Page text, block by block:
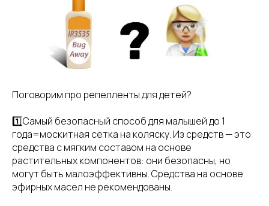
Поговорим про репелленты для детей?
1️⃣Самый безопасный способ для малышей до 1
года=москитная сетка на коляску. Из средств — это
средства с мягким составом на основе
растительных компонентов: они безопасны, но
могут быть малоэффективны. Средства на основе
эфирных масел не рекомендованы.